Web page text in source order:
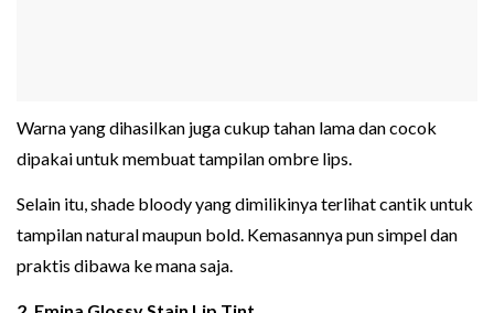
Warna yang dihasilkan juga cukup tahan lama dan cocok
dipakai untuk membuat tampilan ombre lips.
Selain itu, shade bloody yang dimilikinya terlihat cantik untuk
tampilan natural maupun bold. Kemasannya pun simpel dan
praktis dibawa ke mana saja.